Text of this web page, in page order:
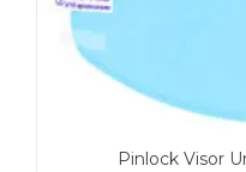
Pinlock Visor